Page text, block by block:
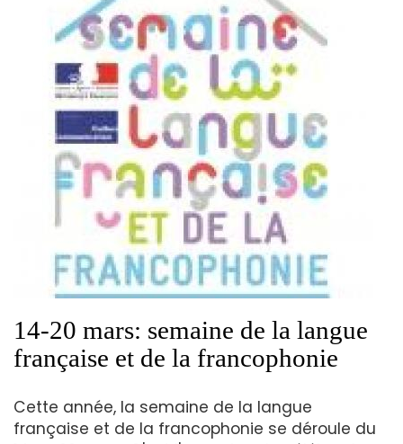
14-20 mars: semaine de la langue
française et de la francophonie
Cette année, la semaine de la langue
française et de la francophonie se déroule du